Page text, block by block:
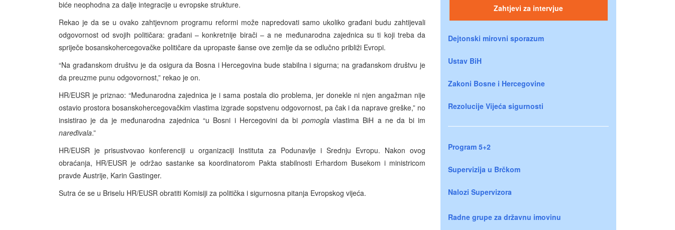
biće neophodna za dalje integracije u evropske strukture.
Rekao je da se u ovako zahtjevnom programu reformi može napredovati samo ukoliko građani budu zahtijevali
odgovornost od svojih političara: građani – konkretnije birači – a ne međunarodna zajednica su ti koji treba da
spriječe bosanskohercegovačke političare da upropaste šanse ove zemlje da se odlučno približi Evropi.
“Na građanskom društvu je da osigura da Bosna i Hercegovina bude stabilna i sigurna; na građanskom društvu je
da preuzme punu odgovornost,” rekao je on.
HR/EUSR je priznao: “Međunarodna zajednica je i sama postala dio problema, jer donekle ni njen angažman nije
ostavio prostora bosanskohercegovačkim vlastima izgrade sopstvenu odgovornost, pa čak i da naprave greške,” no
insistirao je da je međunarodna zajednica “u Bosni i Hercegovini da bi pomoglavlastima BiH a ne da bi im
naređivala.”
HR/EUSR je prisustvovao konferenciji u organizaciji Instituta za Podunavlje i Srednju Evropu. Nakon ovog
obraćanja, HR/EUSR je održao sastanke sa koordinatorom Pakta stabilnosti Erhardom Busekom i ministricom
pravde Austrije, Karin Gastinger.
Sutra će se u Briselu HR/EUSR obratiti Komisiji za politička i sigurnosna pitanja Evropskog vijeća.
Zahtjevi za intervjue
Dejtonski mirovni sporazum
Ustav BiH
Zakoni Bosne i Hercegovine
Rezolucije Vijeća sigurnosti
Program 5+2
Supervizija u Brčkom
Nalozi Supervizora
Radne grupe za državnu imovinu